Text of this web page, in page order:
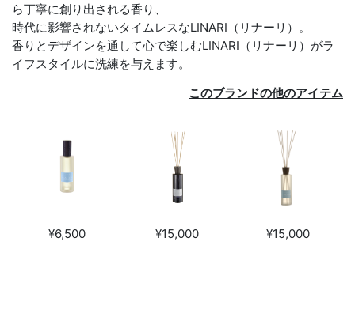
ら丁寧に創り出される香り、
時代に影響されないタイムレスなLINARI（リナーリ）。
香りとデザインを通して心で楽しむLINARI（リナーリ）がラ
イフスタイルに洗練を与えます。
このブランドの他のアイテム
¥6,500 ¥15,000 ¥15,000